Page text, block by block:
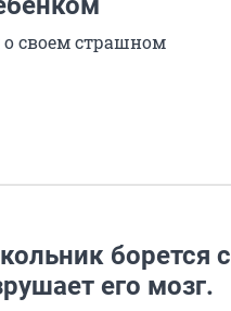
своем страшном
борется с
его мозг.